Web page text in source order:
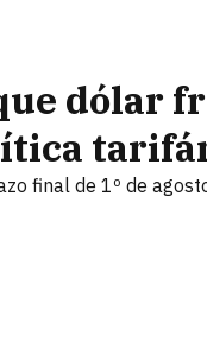
dólar
final de 1º de